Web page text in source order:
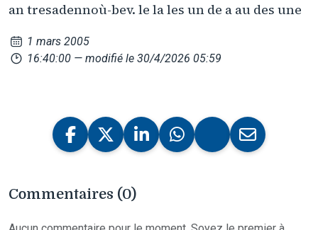
an tresadennoù-bev. le la les un de a au des une
1 mars 2005
16:40:00 — modifié le 30/4/2026 05:59
Commentaires (0)